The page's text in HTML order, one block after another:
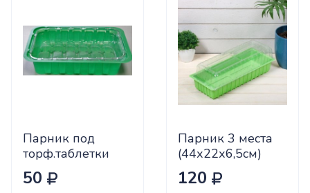
Парник под
торф.таблетки
(мини-теплица)
11мест д.33
50
Парник 3 места
(44х22х6,5см)
120